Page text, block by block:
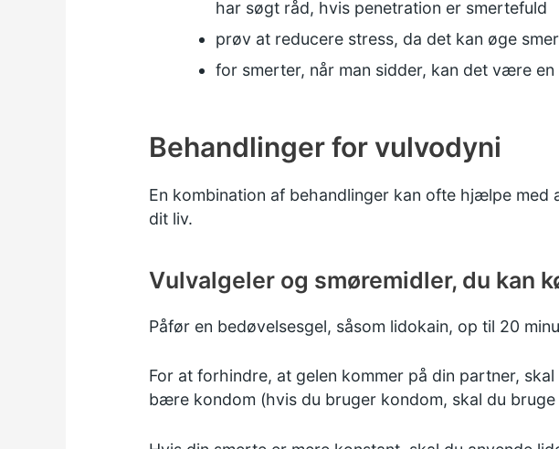
har søgt råd, hvis penetration er smertefuld
prøv at reducere stress, da det kan øge
for smerter, når man sidder, kan det være
Behandlinger for vulvodyni
En kombination af behandlinger kan ofte hjælpe
dit liv.
Vulvalgeler og smøremidler, du kan
Påfør en bedøvelsesgel, såsom lidokain, op til 20
For at forhindre, at gelen kommer på din partner,
bære kondom (hvis du bruger kondom, skal du